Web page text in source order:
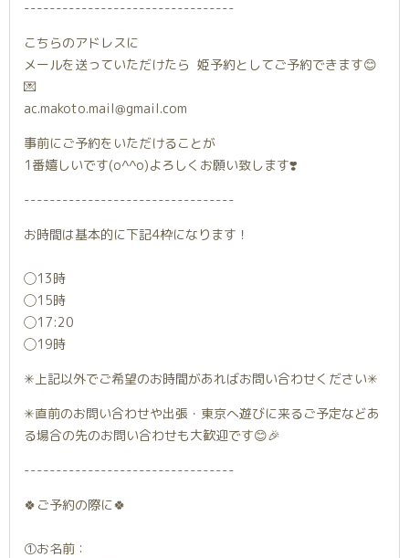
---------------------------------
こちらのアドレスに
メールを送っていただけたら 姫予約としてご予約できます😊
💌
ac.makoto.mail@gmail.com
事前にご予約をいただけることが
1番嬉しいです(o^^o)よろしくお願い致します❣️
---------------------------------
お時間は基本的に下記4枠になります！
◯13時
◯15時
◯17:20
◯19時
✳︎上記以外でご希望のお時間があればお問い合わせください✳︎
✳︎直前のお問い合わせや出張・東京へ遊びに来るご予定などあ
る場合の先のお問い合わせも大歓迎です😊🎉
---------------------------------
🍀ご予約の際に🍀
①お名前：